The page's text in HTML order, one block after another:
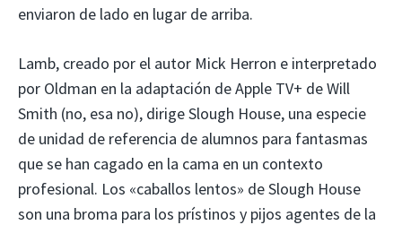
enviaron de lado en lugar de arriba.
Lamb, creado por el autor Mick Herron e interpretado
por Oldman en la adaptación de Apple TV+ de Will
Smith (no, esa no), dirige Slough House, una especie
de unidad de referencia de alumnos para fantasmas
que se han cagado en la cama en un contexto
profesional. Los «caballos lentos» de Slough House
son una broma para los prístinos y pijos agentes de la